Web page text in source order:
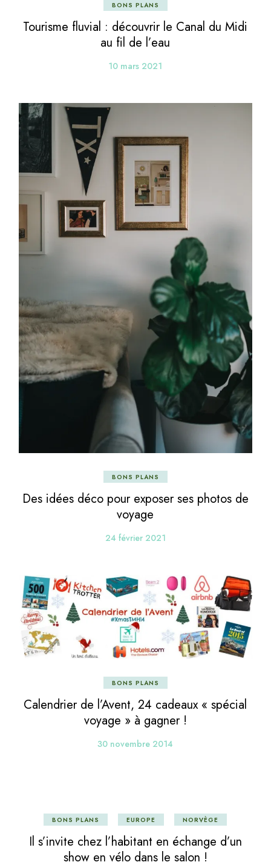
BONS PLANS
Tourisme fluvial : découvrir le Canal du Midi
au fil de l’eau
10 mars 2021
BONS PLANS
Des idées déco pour exposer ses photos de
voyage
24 février 2021
BONS PLANS
Calendrier de l’Avent, 24 cadeaux « spécial
voyage » à gagner !
30 novembre 2014
BONS PLANS EUROPE NORVÈGE
Il s’invite chez l’habitant en échange d’un
show en vélo dans le salon !